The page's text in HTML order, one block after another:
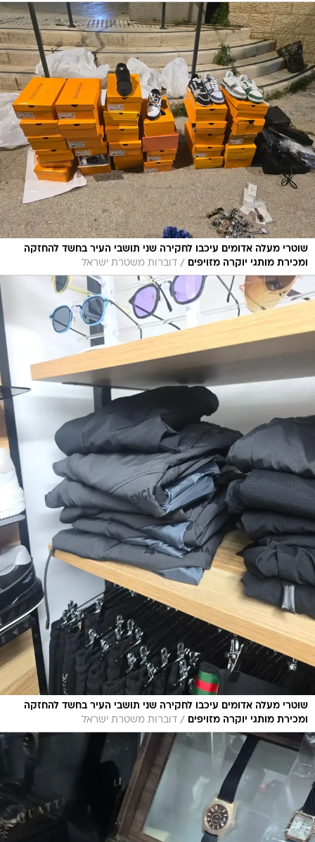
שוטרי מעלה אדומים עיכבו לחקירה שני תושבי העיר בחשד להחזקה
ומכירת מותגי יוקרה מזויפים
/ דוברות משטרת ישראל
שוטרי מעלה אדומים עיכבו לחקירה שני תושבי העיר בחשד להחזקה
ומכירת מותגי יוקרה מזויפים
/ דוברות משטרת ישראל